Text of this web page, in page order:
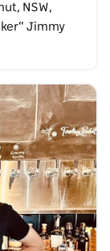
NSW,
Jimmy